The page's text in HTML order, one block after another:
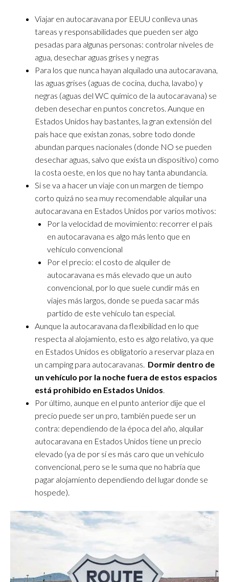
Viajar en autocaravana por EEUU conlleva unas
tareas y responsabilidades que pueden ser algo
pesadas para algunas personas: controlar niveles de
agua, desechar aguas grises y negras
Para los que nunca hayan alquilado una autocaravana,
las aguas grises (aguas de cocina, ducha, lavabo) y
negras (aguas del WC químico de la autocaravana) se
deben desechar en puntos concretos. Aunque en
Estados Unidos hay bastantes, la gran extensión del
país hace que existan zonas, sobre todo donde
abundan parques nacionales (donde NO se pueden
desechar aguas, salvo que exista un dispositivo) como
la costa oeste, en los que no hay tanta abundancia.
Si se va a hacer un viaje con un margen de tiempo
corto quizá no sea muy recomendable alquilar una
autocaravana en Estados Unidos por varios motivos:
Por la velocidad de movimiento: recorrer el país
en autocaravana es algo más lento que en
vehículo convencional
Por el precio: el costo de alquiler de
autocaravana es más elevado que un auto
convencional, por lo que suele cundir más en
viajes más largos, donde se pueda sacar más
partido de este vehículo tan especial.
Aunque la autocaravana da flexibilidad en lo que
respecta al alojamiento, esto es algo relativo, ya que
en Estados Unidos es obligatorio a reservar plaza en
un camping para autocaravanas. Dormir dentro de
un vehículo por la noche fuera de estos espacios
está prohibido en Estados Unidos.
Por último, aunque en el punto anterior dije que el
precio puede ser un pro, también puede ser un
contra: dependiendo de la época del año, alquilar
autocaravana en Estados Unidos tiene un precio
elevado (ya de por sí es más caro que un vehículo
convencional, pero se le suma que no habría que
pagar alojamiento dependiendo del lugar donde se
hospede).